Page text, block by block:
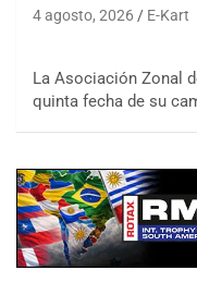
4 agosto, 2026 E-Kart
La Asociación Zonal
quinta fecha de su